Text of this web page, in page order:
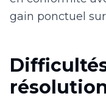
gain ponctuel